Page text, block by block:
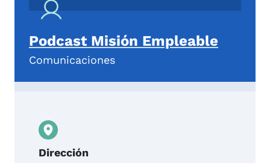
Podcast Misión Empleable
Comunicaciones
Dirección